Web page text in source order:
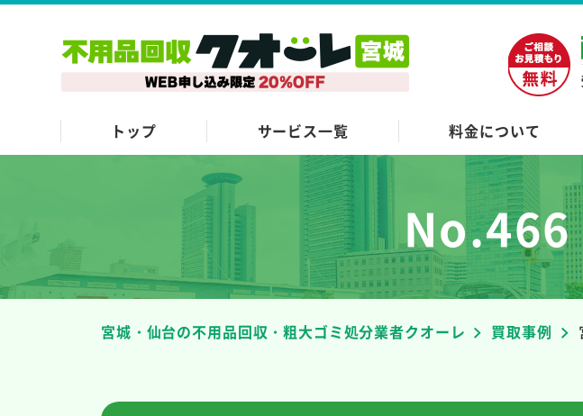
トップ サービス一覧 料金について
No.466
宮城・仙台の不用品回収・粗大ゴミ処分業者クオーレ 買取事例